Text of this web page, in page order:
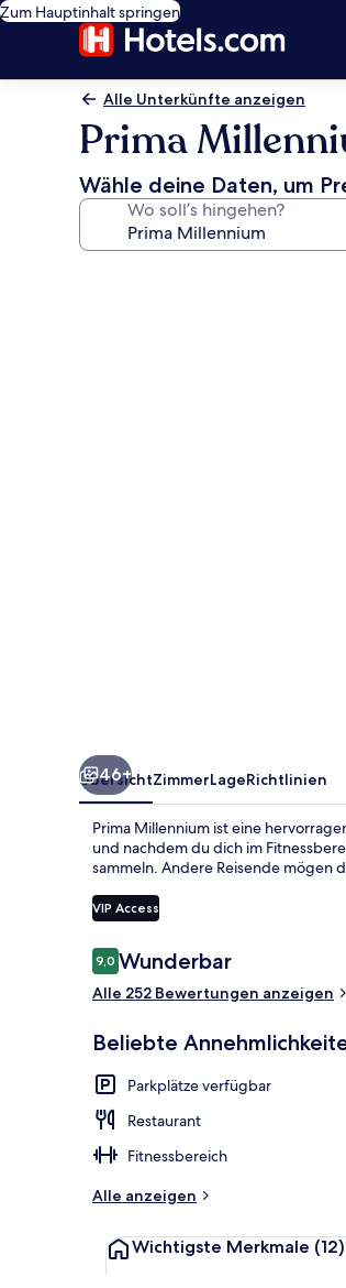
Zum Hauptinhalt springen
Alle Unterkünfte anzeigen
Prima
Wähle deine Daten, um
Wo soll’s hingehen?
46+
ÜbersichtZimmerLageRichtlinien
Prima Millennium ist eine
und nachdem du dich im
sammeln. Andere Reisende mögen
VIP Access
Bewertungen
9,09,0 von 10.
Wunderbar
Alle 252 Bewertungen anzeigen
Beliebte
Parkplätze verfügbar
Restaurant
Fitnessbereich
Alle anzeigen
Wichtigste Merkmale (12)